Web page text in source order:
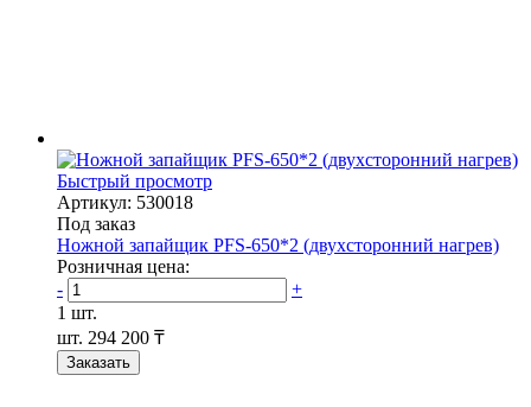
Быстрый просмотр
Артикул: 530018
Под заказ
Ножной запайщик PFS-650*2 (двухсторонний нагрев)
Розничная цена:
-
+
1 шт.
шт. 294 200 ₸
Заказать